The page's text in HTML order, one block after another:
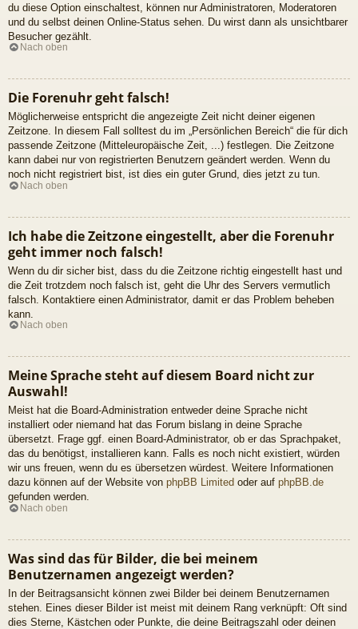
du diese Option einschaltest, können nur Administratoren, Moderatoren
und du selbst deinen Online-Status sehen. Du wirst dann als unsichtbarer
Besucher gezählt.
Nach oben
Die Forenuhr geht falsch!
Möglicherweise entspricht die angezeigte Zeit nicht deiner eigenen
Zeitzone. In diesem Fall solltest du im „Persönlichen Bereich“ die für dich
passende Zeitzone (Mitteleuropäische Zeit, ...) festlegen. Die Zeitzone
kann dabei nur von registrierten Benutzern geändert werden. Wenn du
noch nicht registriert bist, ist dies ein guter Grund, dies jetzt zu tun.
Nach oben
Ich habe die Zeitzone eingestellt, aber die Forenuhr
geht immer noch falsch!
Wenn du dir sicher bist, dass du die Zeitzone richtig eingestellt hast und
die Zeit trotzdem noch falsch ist, geht die Uhr des Servers vermutlich
falsch. Kontaktiere einen Administrator, damit er das Problem beheben
kann.
Nach oben
Meine Sprache steht auf diesem Board nicht zur
Auswahl!
Meist hat die Board-Administration entweder deine Sprache nicht
installiert oder niemand hat das Forum bislang in deine Sprache
übersetzt. Frage ggf. einen Board-Administrator, ob er das Sprachpaket,
das du benötigst, installieren kann. Falls es noch nicht existiert, würden
wir uns freuen, wenn du es übersetzen würdest. Weitere Informationen
dazu können auf der Website von phpBB Limited oder auf phpBB.de
gefunden werden.
Nach oben
Was sind das für Bilder, die bei meinem
Benutzernamen angezeigt werden?
In der Beitragsansicht können zwei Bilder bei deinem Benutzernamen
stehen. Eines dieser Bilder ist meist mit deinem Rang verknüpft: Oft sind
dies Sterne, Kästchen oder Punkte, die deine Beitragszahl oder deinen